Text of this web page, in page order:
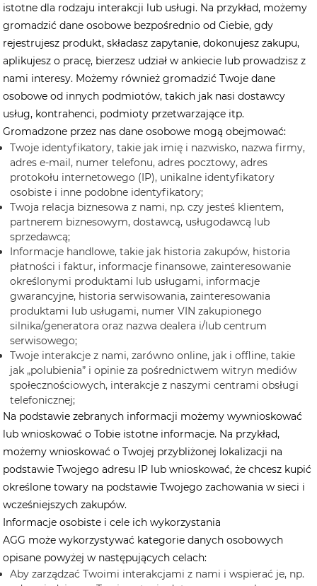
istotne dla rodzaju interakcji lub usługi. Na przykład, możemy
gromadzić dane osobowe bezpośrednio od Ciebie, gdy
rejestrujesz produkt, składasz zapytanie, dokonujesz zakupu,
aplikujesz o pracę, bierzesz udział w ankiecie lub prowadzisz z
nami interesy. Możemy również gromadzić Twoje dane
osobowe od innych podmiotów, takich jak nasi dostawcy
usług, kontrahenci, podmioty przetwarzające itp.
Gromadzone przez nas dane osobowe mogą obejmować:
Twoje identyfikatory, takie jak imię i nazwisko, nazwa firmy,
adres e-mail, numer telefonu, adres pocztowy, adres
protokołu internetowego (IP), unikalne identyfikatory
osobiste i inne podobne identyfikatory;
Twoja relacja biznesowa z nami, np. czy jesteś klientem,
partnerem biznesowym, dostawcą, usługodawcą lub
sprzedawcą;
Informacje handlowe, takie jak historia zakupów, historia
płatności i faktur, informacje finansowe, zainteresowanie
określonymi produktami lub usługami, informacje
gwarancyjne, historia serwisowania, zainteresowania
produktami lub usługami, numer VIN zakupionego
silnika/generatora oraz nazwa dealera i/lub centrum
serwisowego;
Twoje interakcje z nami, zarówno online, jak i offline, takie
jak „polubienia” i opinie za pośrednictwem witryn mediów
społecznościowych, interakcje z naszymi centrami obsługi
telefonicznej;
Na podstawie zebranych informacji możemy wywnioskować
lub wnioskować o Tobie istotne informacje. Na przykład,
możemy wnioskować o Twojej przybliżonej lokalizacji na
podstawie Twojego adresu IP lub wnioskować, że chcesz kupić
określone towary na podstawie Twojego zachowania w sieci i
wcześniejszych zakupów.
Informacje osobiste i cele ich wykorzystania
AGG może wykorzystywać kategorie danych osobowych
opisane powyżej w następujących celach:
Aby zarządzać Twoimi interakcjami z nami i wspierać je, np.